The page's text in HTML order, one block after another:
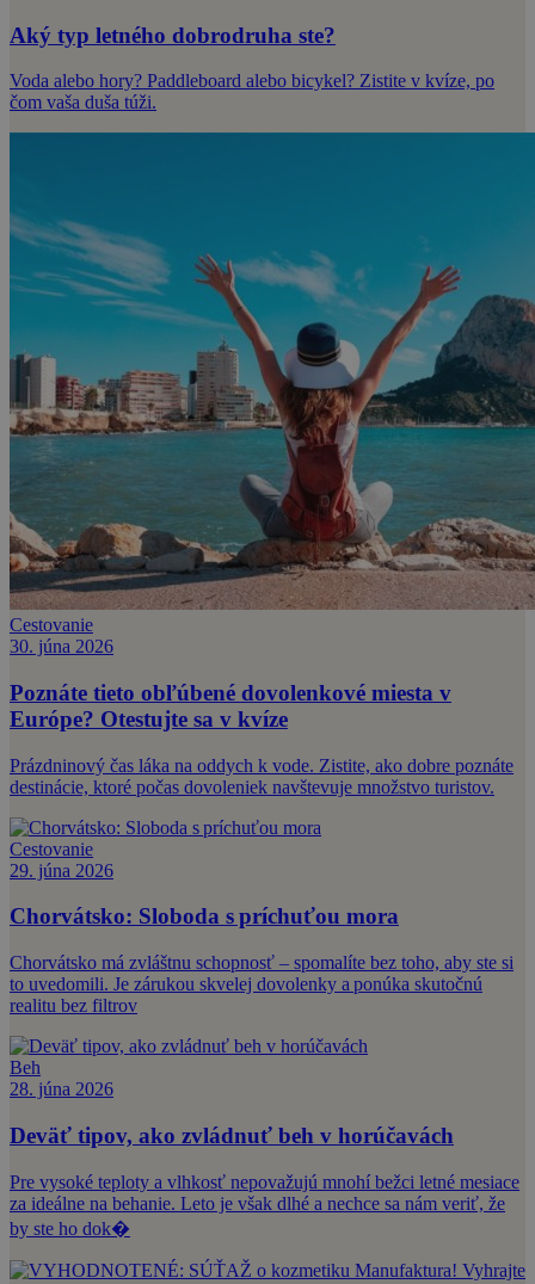
Aký typ letného dobrodruha ste?
Voda alebo hory? Paddleboard alebo bicykel? Zistite v kvíze, po
čom vaša duša túži.
Cestovanie
30. júna 2026
Poznáte tieto obľúbené dovolenkové miesta v
Európe? Otestujte sa v kvíze
Prázdninový čas láka na oddych k vode. Zistite, ako dobre poznáte
destinácie, ktoré počas dovoleniek navštevuje množstvo turistov.
Cestovanie
29. júna 2026
Chorvátsko: Sloboda s príchuťou mora
Chorvátsko má zvláštnu schopnosť – spomalíte bez toho, aby ste si
to uvedomili. Je zárukou skvelej dovolenky a ponúka skutočnú
realitu bez filtrov
Beh
28. júna 2026
Deväť tipov, ako zvládnuť beh v horúčavách
Pre vysoké teploty a vlhkosť nepovažujú mnohí bežci letné mesiace
za ideálne na behanie. Leto je však dlhé a nechce sa nám veriť, že
by ste ho dok�